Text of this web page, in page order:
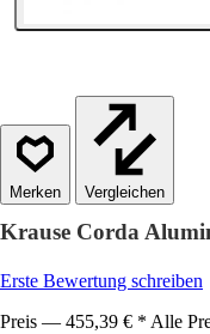
Vergleichen
Krause Corda
Erste Bewertung schreiben
Preis — 455,39 € * Alle